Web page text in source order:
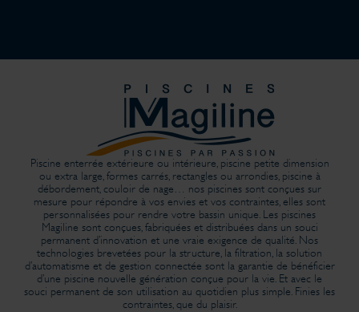
Piscine enterrée extérieure ou intérieure, piscine petite dimension
ou extra large, formes carrés, rectangles ou arrondies, piscine à
débordement, couloir de nage… nos piscines sont conçues sur
mesure pour répondre à vos envies et vos contraintes, elles sont
personnalisées pour rendre votre bassin unique. Les piscines
Magiline sont conçues, fabriquées et distribuées dans un souci
permanent d’innovation et une vraie exigence de qualité. Nos
technologies brevetées pour la structure, la filtration, la solution
d’automatisme et de gestion connectée sont la garantie de bénéficier
d’une piscine nouvelle génération conçue pour la vie. Et avec le
souci permanent de son utilisation au quotidien plus simple. Finies les
contraintes, que du plaisir.